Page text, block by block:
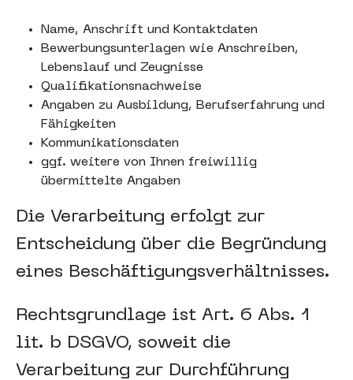
Name, Anschrift und Kontaktdaten
Bewerbungsunterlagen wie Anschreiben,
Lebenslauf und Zeugnisse
Qualifikationsnachweise
Angaben zu Ausbildung, Berufserfahrung und
Fähigkeiten
Kommunikationsdaten
ggf. weitere von Ihnen freiwillig
übermittelte Angaben
Die Verarbeitung erfolgt zur
Entscheidung über die Begründung
eines Beschäftigungsverhältnisses.
Rechtsgrundlage ist Art. 6 Abs. 1
lit. b DSGVO, soweit die
Verarbeitung zur Durchführung